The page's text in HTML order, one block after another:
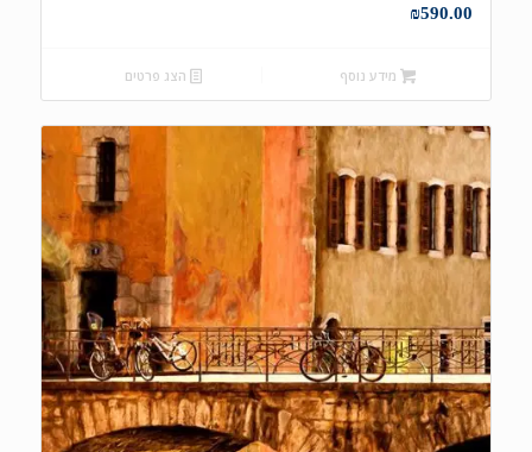
₪590.00
מידע נוסף הצג פרטים